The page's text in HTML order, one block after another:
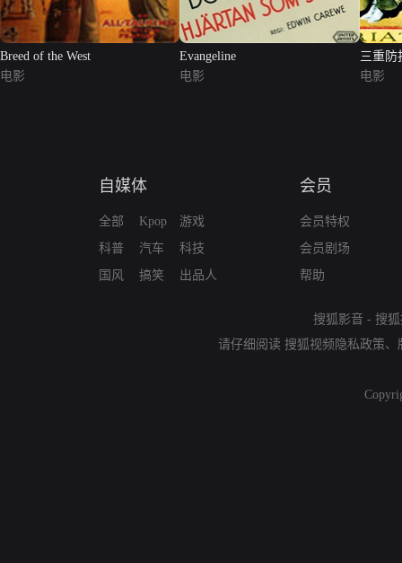
Breed of the West
电影
Evangeline
电影
三重防
电影
自媒体
全部
科普
国风
Kpop
汽车
搞笑
游戏
科技
出品人
会员
会员特权
会员剧场
帮助
搜狐影音 - 搜
请仔细阅读 搜狐视频隐私政策、